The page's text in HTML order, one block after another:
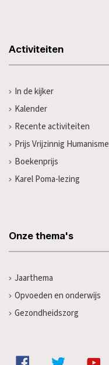
Activiteiten
In de kijker
Kalender
Recente activiteiten
Prijs Vrijzinnig Humanisme
Boekenprijs
Karel Poma-lezing
Onze thema's
Jaarthema
Opvoeden en onderwijs
Gezondheidszorg